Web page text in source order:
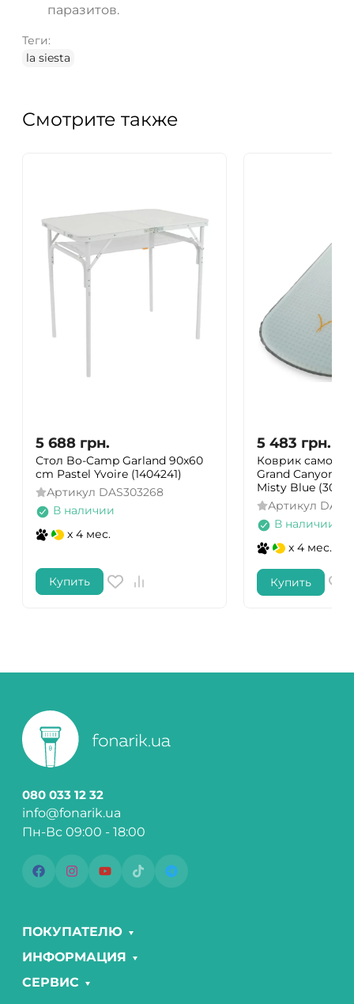
паразитов.
Теги:
la siesta
Смотрите также
5 688 грн.
Стол Bo-Camp Garland 90x60
cm Pastel Yvoire (1404241)
Артикул DAS303268
В наличии
x 4 мес.
Купить
5 483 грн.
Коврик
Grand Canyon
Misty Blue
Артикул
В наличии
x 4 мес.
Купить
080 033 12 32
info@fonarik.ua
Пн-Вс 09:00 - 18:00
ПОКУПАТЕЛЮ
ИНФОРМАЦИЯ
СЕРВИС